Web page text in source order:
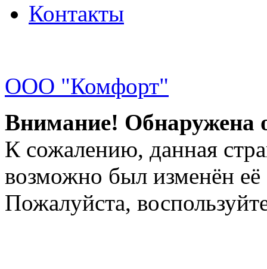
Контакты
ООО "Комфорт"
Внимание! Обнаружена
К сожалению, данная
возможно был изменён её
Пожалуйста,